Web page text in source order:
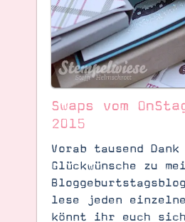
Suche Impressum
Swaps vom
2015
Vorab tausend
Glückwünsche zu
lese jeden
könnt ihr euch